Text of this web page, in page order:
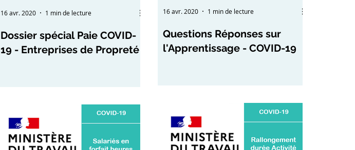
Dossier spécial Paie COVID-
19 - Entreprises de Propreté
16 avr. 2020 1 min de lecture
Questions Réponses sur
l'Apprentissage - COVID-19
16 avr. 2020 1 min de lecture